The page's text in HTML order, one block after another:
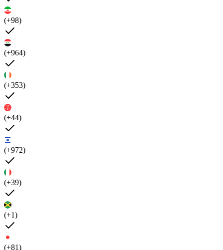
(+98)
(+964)
(+353)
(+44)
(+972)
(+39)
(+1)
(+81)